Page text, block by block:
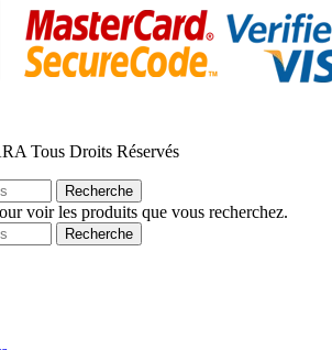
Tous Droits Réservés
Recherche
voir les produits que vous recherchez.
Recherche